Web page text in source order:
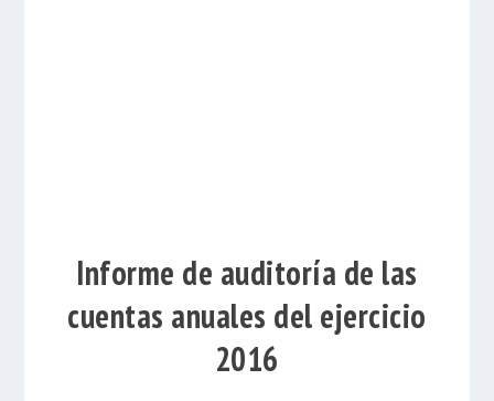
Informe de auditoría de las
cuentas anuales del ejercicio
2016